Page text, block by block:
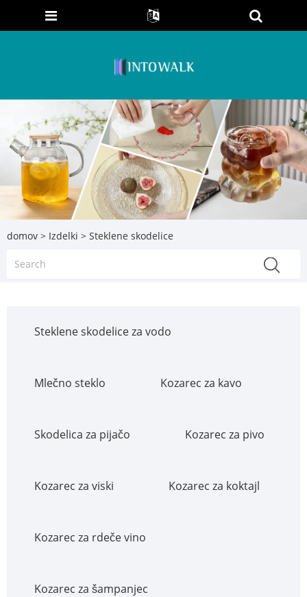
domov > Izdelki > Steklene skodelice
Steklene skodelice za vodo
Mlečno steklo Kozarec za kavo
Skodelica za pijačo Kozarec za pivo
Kozarec za viski Kozarec za koktajl
Kozarec za rdeče vino
Kozarec za šampanjec